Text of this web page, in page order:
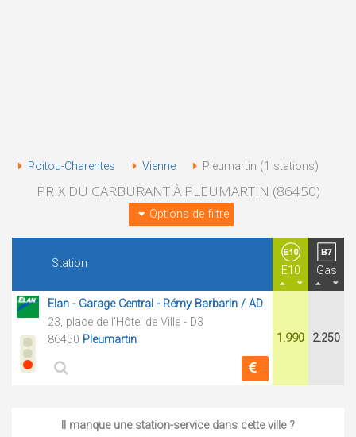
Poitou-Charentes Vienne Pleumartin (1 stations)
PRIX DU CARBURANT À PLEUMARTIN (86450)
Options de filtre
Station
E10 Gas
Elan - Garage Central - Rémy Barbarin / AD
23, place de l'Hôtel de Ville - D3
86450 Pleumartin 1.990 2.250
Il manque une station-service dans cette ville ?